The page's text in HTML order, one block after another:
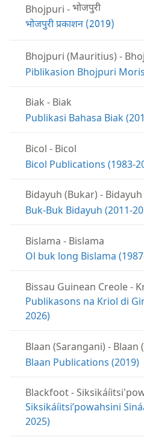
Bhojpuri -भोजपुरी
भोजपुरी प्रकाशन (2019)
Bhojpuri (Mauritius) -
Piblikasion Bhojpuri
Biak - Biak
Publikasi Bahasa Biak
Bicol - Bicol
Bicol Publications (1983-
Bidayuh (Bukar) -
Buk-Buk Bidayuh (2011-
Bislama - Bislama
Ol buk long Bislama
Bissau Guinean Creole-
Publikasons na Kriol di
2026)
Blaan (Sarangani) - Blaan
Blaan Publications (2019)
Blackfoot-
Siksikáíitsiʼpowahsini
2025)